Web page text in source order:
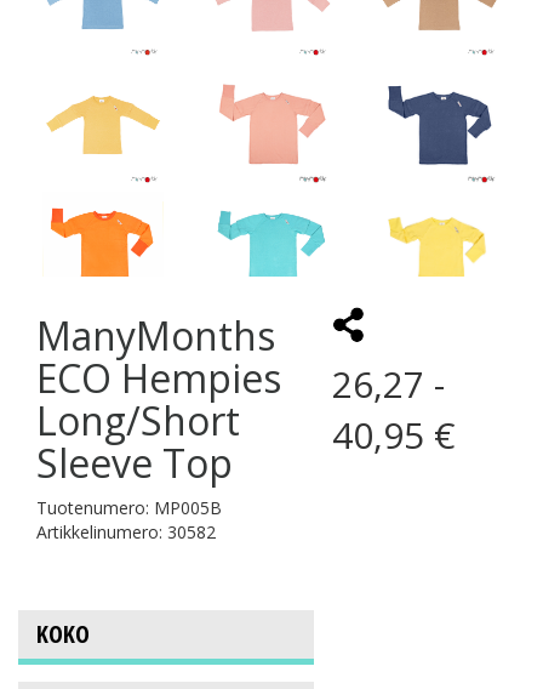
ManyMonths
ECO Hempies
Long/Short
Sleeve Top
Tuotenumero: MP005B
Artikkelinumero: 30582
26,27 -
40,95 €